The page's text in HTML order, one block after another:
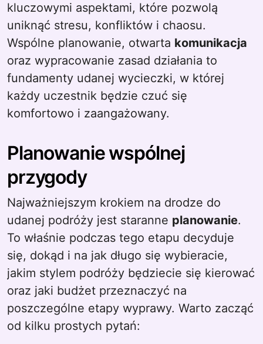
kluczowymi aspektami, które pozwolą
uniknąć stresu, konfliktów i chaosu.
Wspólne planowanie, otwarta komunikacja
oraz wypracowanie zasad działania to
fundamenty udanej wycieczki, w której
każdy uczestnik będzie czuć się
komfortowo i zaangażowany.
Planowanie wspólnej
przygody
Najważniejszym krokiem na drodze do
udanej podróży jest staranne planowanie.
To właśnie podczas tego etapu decyduje
się, dokąd i na jak długo się wybieracie,
jakim stylem podróży będziecie się kierować
oraz jaki budżet przeznaczyć na
poszczególne etapy wyprawy. Warto zacząć
od kilku prostych pytań: